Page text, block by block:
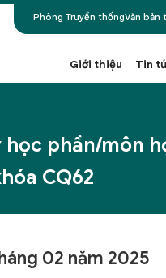
Phòng Truyền thốngVăn bản
Giới thiệu Tin
phần/môn
CQ62
02 năm 2025